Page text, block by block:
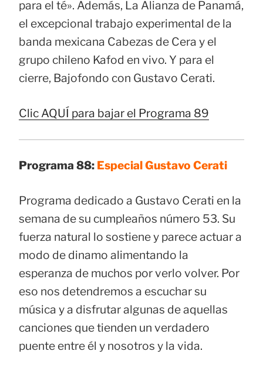
para el té». Además, La Alianza de Panamá,
el excepcional trabajo experimental de la
banda mexicana Cabezas de Cera y el
grupo chileno Kafod en vivo. Y para el
cierre, Bajofondo con Gustavo Cerati.
Clic AQUÍ para bajar el Programa 89
Programa 88: Especial Gustavo Cerati
Programa dedicado a Gustavo Cerati en la
semana de su cumpleaños número 53. Su
fuerza natural lo sostiene y parece actuar a
modo de dinamo alimentando la
esperanza de muchos por verlo volver. Por
eso nos detendremos a escuchar su
música y a disfrutar algunas de aquellas
canciones que tienden un verdadero
puente entre él y nosotros y la vida.